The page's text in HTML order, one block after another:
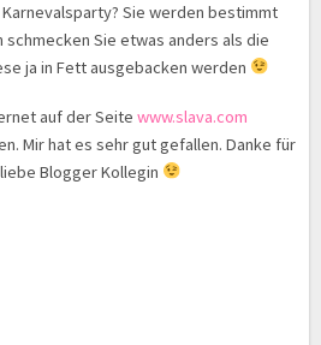
Sie werden bestimmt
schmecken Sie etwas anders als die
ja in Fett ausgebacken werden
auf der Seite www.slava.com
Mir hat es sehr gut gefallen. Danke für
Blogger Kollegin